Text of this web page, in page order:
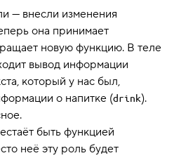
— внесли изменения
она принимает
новую функцию. В теле
вывод информации
который у нас был,
о напитке (drink).
быть функцией
неё эту роль будет